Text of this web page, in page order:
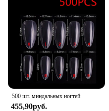
500 шт. миндальных ногтей
455,90руб.